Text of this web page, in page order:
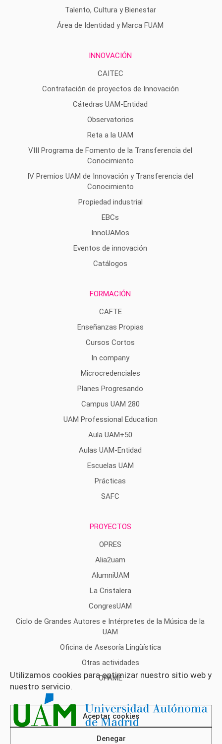
Utilizamos cookies para optimizar nuestro sitio web y
nuestro servicio.
Aceptar cookies
Denegar
Talento, Cultura y Bienestar
Área de Identidad y Marca FUAM
INNOVACIÓN
CAITEC
Contratación de proyectos de Innovación
Cátedras UAM-Entidad
Observatorios
Reta a la UAM
VIII Programa de Fomento de la Transferencia del
Conocimiento
IV Premios UAM de Innovación y Transferencia del
Conocimiento
Propiedad industrial
EBCs
InnoUAMos
Eventos de innovación
Catálogos
FORMACIÓN
CAFTE
Enseñanzas Propias
Cursos Cortos
In company
Microcredenciales
Planes Progresando
Campus UAM 280
UAM Professional Education
Aula UAM+50
Aulas UAM-Entidad
Escuelas UAM
Prácticas
SAFC
PROYECTOS
OPRES
Alia2uam
AlumniUAM
La Cristalera
CongresUAM
Ciclo de Grandes Autores e Intérpretes de la Música de la
UAM
Oficina de Asesoría Lingüística
Otras actividades
OPAME